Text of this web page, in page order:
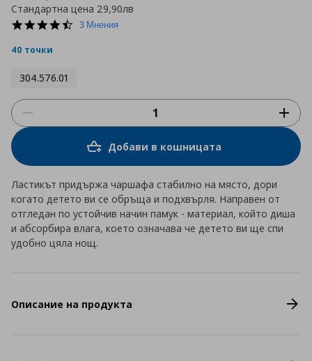
Стандартна цена 29,90лв
4.7
3 Мнения
40 точки
304.576.01
Добави в кошницата
Ластикът придържа чаршафа стабилно на място, дори
когато детето ви се обръща и подхвърля. Направен от
отгледан по устойчив начин памук - материал, който диша
и абсорбира влага, което означава че детето ви ще спи
удобно цяла нощ.
Описание на продукта